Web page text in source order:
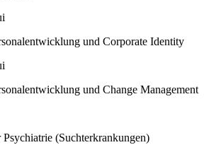
und Corporate Identity
und Change Management
(Suchterkrankungen)